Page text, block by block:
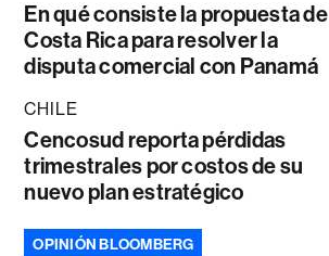
En qué consiste la propuesta de
Costa Rica para resolver la
disputa comercial con Panamá
CHILE
Cencosud reporta pérdidas
trimestrales por costos de su
nuevo plan estratégico
OPINIÓN BLOOMBERG